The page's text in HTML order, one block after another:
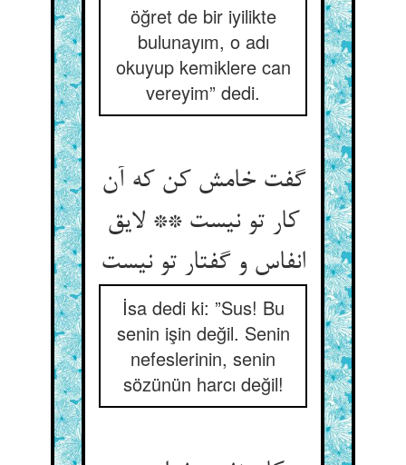
öğret de bir iyilikte
bulunayım, o adı
okuyup kemiklere can
vereyim” dedi.
گفت خامش کن که آن
کار تو نیست ** لایق
انفاس و گفتار تو نیست‏
İsa dedi ki: ”Sus! Bu
senin işin değil. Senin
nefeslerinin, senin
sözünün harcı değil!